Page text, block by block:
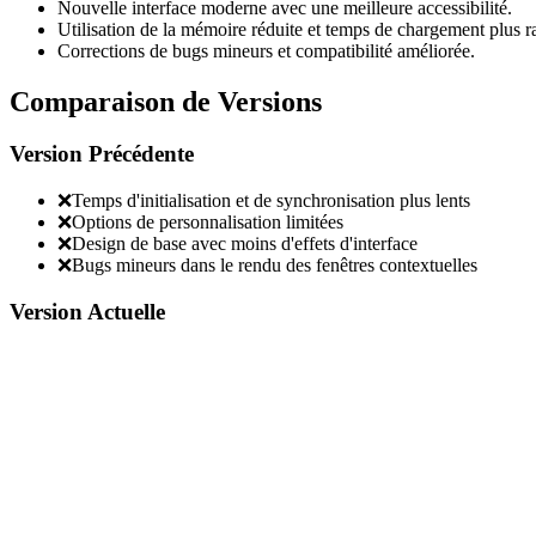
Nouvelle interface moderne avec une meilleure accessibilité.
Utilisation de la mémoire réduite et temps de chargement plus
Corrections de bugs mineurs et compatibilité améliorée.
Comparaison de Versions
Version Précédente
❌Temps d'initialisation et de synchronisation plus lents
❌Options de personnalisation limitées
❌Design de base avec moins d'effets d'interface
❌Bugs mineurs dans le rendu des fenêtres contextuelles
Version Actuelle